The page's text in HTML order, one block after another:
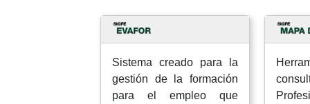
Sistema creado para la
gestión de la formación
para el empleo que